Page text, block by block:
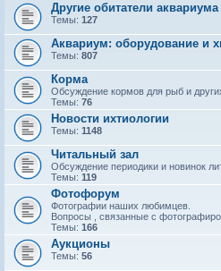
Другие обитатели аквариума
Темы: 127
Аквариум: оборудование и
Темы: 807
Корма
Обсуждение кормов для рыб и
Темы: 76
Новости ихтиологии
Темы: 1148
Читальный зал
Обсуждение периодики и новинок
Темы: 119
Фотофорум
Фотографии наших любимцев.
Вопросы , связанные с
Темы: 166
Аукционы
Темы: 56